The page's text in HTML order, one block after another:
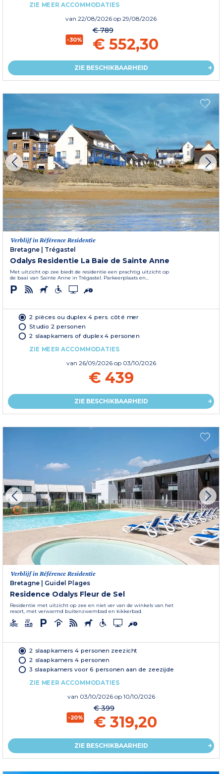
ZIE MEER ACCOMMODATIES
van 22/08/2026 op 29/08/2026
-30%
€ 789
€ 552,30
ZIE BESCHIKBAARHEID
Verblijf in Référence Residentie
Bretagne
Trégastel
Odalys Residentie La Baie de Sainte Anne
Met uitzicht op zee biedt de residentie een prachtig uitzicht op
de baai van Sainte Anne in Trégastel. Parkeerplaats en...
2 pièces ou duplex 4 pers. côté mer
Studio 2 personen
2 slaapkamers of duplex 4 personen
ZIE MEER ACCOMMODATIES
van 26/09/2026 op 03/10/2026
€ 439
ZIE BESCHIKBAARHEID
Verblijf in Référence Residentie
Bretagne
Guidel Plages
Residence Odalys Fleur de Sel
Residentie met uitzicht op zee en niet ver van de winkels van het
resort, met verwarmd buitenzwembad en kikkerbad.
2 slaapkamers 4 personen zeezicht
2 slaapkamers 4 personen
3 slaapkamers voor 6 personen aan de zeezijde
ZIE MEER ACCOMMODATIES
van 03/10/2026 op 10/10/2026
-20%
€ 399
€ 319,20
ZIE BESCHIKBAARHEID